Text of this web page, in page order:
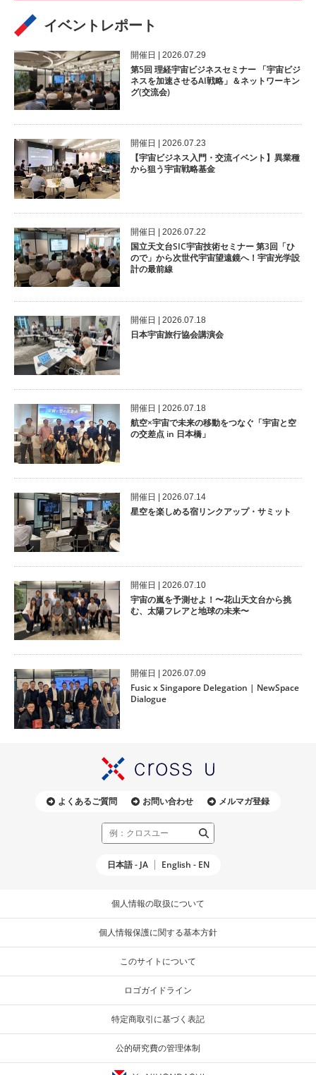
イベントレポート
開催⽇ | 2026.07.29
第5回 理経宇宙ビジネスセミナー 「宇宙ビジ
ネスを加速させるAI戦略」＆ネットワーキン
グ(交流会)
開催⽇ | 2026.07.23
【宇宙ビジネス入門・交流イベント】異業種
から狙う宇宙戦略基金
開催⽇ | 2026.07.22
国立天文台SIC宇宙技術セミナー 第3回「ひ
ので」から次世代宇宙望遠鏡へ！宇宙光学設
計の最前線
開催⽇ | 2026.07.18
日本宇宙旅行協会講演会
開催⽇ | 2026.07.18
航空×宇宙で未来の移動をつなぐ「宇宙と空
の交差点 in 日本橋」
開催⽇ | 2026.07.14
星空を楽しめる宿リンクアップ・サミット
開催⽇ | 2026.07.10
宇宙の嵐を予測せよ！〜花山天文台から挑
む、太陽フレアと地球の未来〜
開催⽇ | 2026.07.09
Fusic x Singapore Delegation | NewSpace
Dialogue
よくあるご質問 お問い合わせ メルマガ登録
日本語 - JA English - EN
個人情報の取扱について
個人情報保護に関する基本方針
このサイトについて
ロゴガイドライン
特定商取引に基づく表記
公的研究費の管理体制